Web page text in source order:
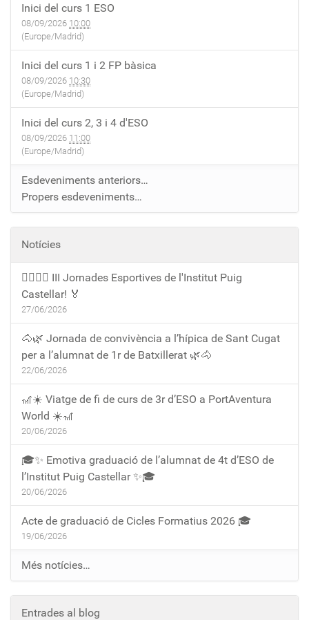
Inici del curs 1 ESO
08/09/2026 10:00
(Europe/Madrid)
Inici del curs 1 i 2 FP bàsica
08/09/2026 10:30
(Europe/Madrid)
Inici del curs 2, 3 i 4 d'ESO
08/09/2026 11:00
(Europe/Madrid)
Esdeveniments anteriors…
Propers esdeveniments…
Notícies
🏃‍♀️🏃‍♂️ III Jornades Esportives de l'Institut Puig
Castellar! 🏅
27/06/2026
🐴🌿 Jornada de convivència a l’hípica de Sant Cugat
per a l’alumnat de 1r de Batxillerat 🌿🐴
22/06/2026
🎢☀️ Viatge de fi de curs de 3r d’ESO a PortAventura
World ☀️🎢
20/06/2026
🎓✨ Emotiva graduació de l’alumnat de 4t d’ESO de
l’Institut Puig Castellar ✨🎓
20/06/2026
Acte de graduació de Cicles Formatius 2026 🎓
19/06/2026
Més notícies…
Entrades al blog